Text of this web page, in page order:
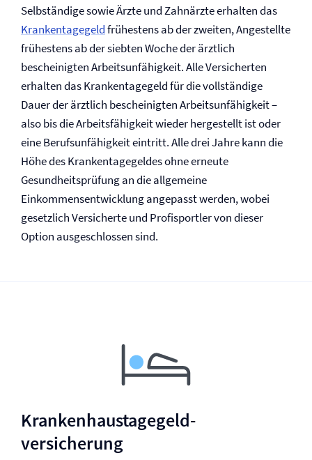
Selbständige sowie Ärzte und Zahnärzte erhalten das
Krankentagegeldfrühestens ab der zweiten, Angestellte
frühestens ab der siebten Woche der ärztlich
bescheinigten Arbeitsunfähigkeit. Alle Versicherten
erhalten das Krankentagegeld für die vollständige
Dauer der ärztlich bescheinigten Arbeitsunfähigkeit –
also bis die Arbeitsfähigkeit wieder hergestellt ist oder
eine Berufs­unfähigkeit eintritt. Alle drei Jahre kann die
Höhe des Krankentagegeldes ohne erneute
Gesundheitsprüfung an die allgemeine
Einkommensentwicklung angepasst werden, wobei
gesetzlich Versicherte und Profisportler von dieser
Option ausgeschlossen sind.
Krankenhaustagegeld­
versicherung